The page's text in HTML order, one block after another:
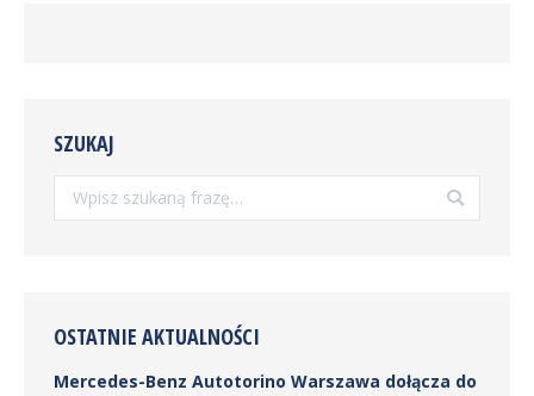
SZUKAJ
Szukaj:
OSTATNIE AKTUALNOŚCI
Mercedes-Benz Autotorino Warszawa dołącza do